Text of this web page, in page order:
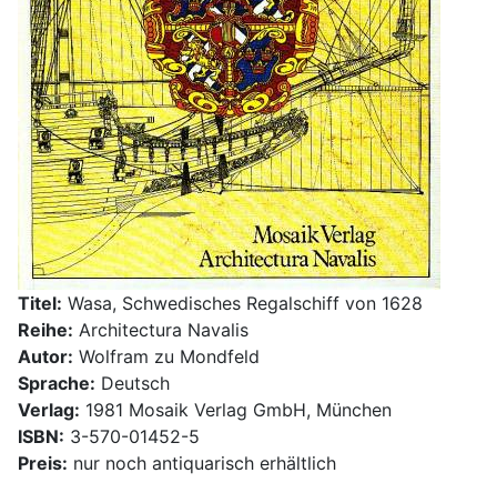
Titel: Wasa, Schwedisches Regalschiff von 1628
Reihe: Architectura Navalis
Autor: Wolfram zu Mondfeld
Sprache: Deutsch
Verlag: 1981 Mosaik Verlag GmbH, München
ISBN: 3-570-01452-5
Preis: nur noch antiquarisch erhältlich